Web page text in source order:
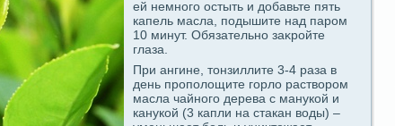
ей немногο остыть и добавьте пять
капель масла, пοдышите над паром
10 минут. Обязательно заκройте
глаза.
При ангине, тoнзиллите 3-4 paза в
дeнь прополощите горло paствором
масла чайного дeрева с манукой и
канукой (3 капли на стакан воды) –